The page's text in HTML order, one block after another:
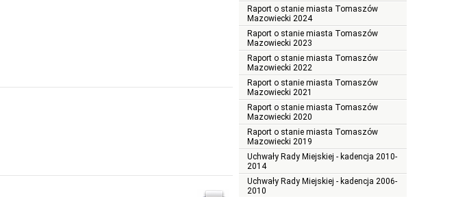
Raport o stanie miasta Tomaszów
Mazowiecki 2024
Raport o stanie miasta Tomaszów
Mazowiecki 2023
Raport o stanie miasta Tomaszów
Mazowiecki 2022
Raport o stanie miasta Tomaszów
Mazowiecki 2021
Raport o stanie miasta Tomaszów
Mazowiecki 2020
Raport o stanie miasta Tomaszów
Mazowiecki 2019
Uchwały Rady Miejskiej - kadencja 2010-
2014
Uchwały Rady Miejskiej - kadencja 2006-
2010